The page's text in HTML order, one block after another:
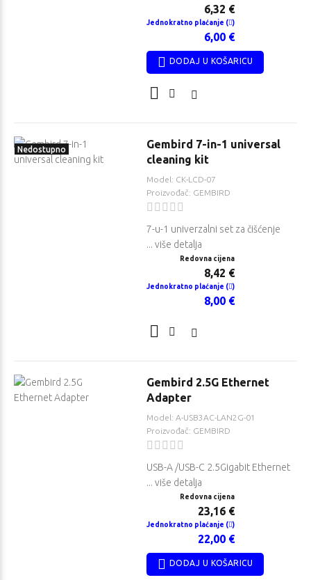
6,32 €
Jednokratno plaćanje ( )
6,00 €
DODAJ U KOŠARICU
Nedostupno
Gembird 7-in-1 universal
cleaning kit
Model: CK-LCD-07
Proizvođač: GEMBIRD
7-u-1 univerzalni set za čišćenje
... više detalja
Redovna cijena
8,42 €
Jednokratno plaćanje ( )
8,00 €
Gembird 2.5G Ethernet
Adapter
Model: A-USB3AC-LAN2G-01
Proizvođač: GEMBIRD
USB-A /USB-C 2.5Gigabit Ethernet
... više detalja
Redovna cijena
23,16 €
Jednokratno plaćanje ( )
22,00 €
DODAJ U KOŠARICU